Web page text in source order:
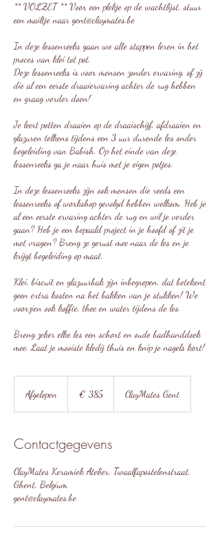
** VOLZET ** Voor een plekje op de wachtlijst, stuur
een mailtje naar gent@claymates.be
In deze lessenreeks gaan we alle stappen leren in het
proces van klei tot pot.
Deze lessenreeks is voor mensen zonder ervaring, of zij
die al een eerste draaiervaring achter de rug hebben
en graag verder doen!
Je leert potten draaien op de draaischijf, afdraaien en
glazuren telkens tijdens een 3 uur durende les onder
begeleiding van Babish. Op het einde van deze
lessenreeks ga je naar huis met je eigen potjes.
In deze lessenreeks zijn ook mensen die reeds een
lessenreeks of workshop gevolgd hebben welkom. Heb je
al een eerste ervaring achter de rug en wil je verder
gaan? Heb je een bepaald project in je hoofd of zit je
met vragen? Breng ze gerust mee naar de les en je
krijgt begeleiding op maat.
Klei, biscuit en glazuurbak zijn inbegrepen, dat betekent
geen extra kosten na het bakken van je stukken! We
voorzien ook koffie, thee en water tijdens de les.
Breng zeker elke les een schort en oude badhanddoek
mee. Laat je mooiste kledij thuis en knip je nagels kort!
Afgelopen
l
p
e
n
€ 385 ClayMates Gent
Contactgegevens
ClayMates Keramiek Atelier, Twaalfapostelenstraat,
Ghent, Belgium
gent@claymates.be